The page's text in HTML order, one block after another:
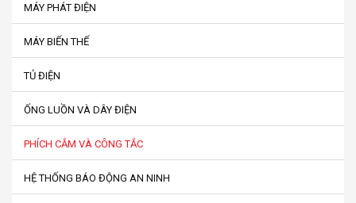
MÁY PHÁT ĐIỆN
MÁY BIẾN THẾ
TỦ ĐIỆN
ỐNG LUỒN VÀ DÂY ĐIỆN
PHÍCH CẮM VÀ CÔNG TẮC
HỆ THỐNG BÁO ĐỘNG AN NINH